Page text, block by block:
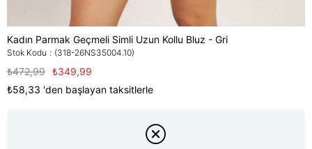
Kadın Parmak Geçmeli Simli Uzun Kollu Bluz - Gri
Stok Kodu (318-26NS35004.10)
₺472,99 ₺349,99
₺58,33 'den başlayan taksitlerle